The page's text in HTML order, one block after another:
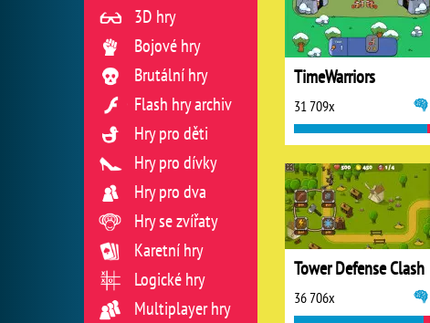
TimeWarriors
31 709x
Tower Defense Clash
36 706x
3D hry
Bojové hry
Brutální hry
Flash hry archiv
Hry pro děti
Hry pro dívky
Hry pro dva
Hry se zvířaty
Karetní hry
Logické hry
Multiplayer hry